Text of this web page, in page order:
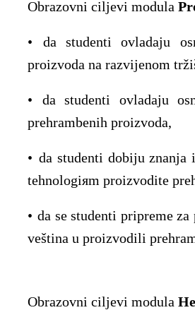
Obrazovni ciljevi modula
• dastudenti ovladaju
proizvoda na razvijenom
• da studenti ovladaju
prehrambenih proizvoda,
• da studenti dobiju znanja
tehnologiяm proizvodite
• da se studenti pripreme
veština u proizvodili
Obrazovni ciljevi modula